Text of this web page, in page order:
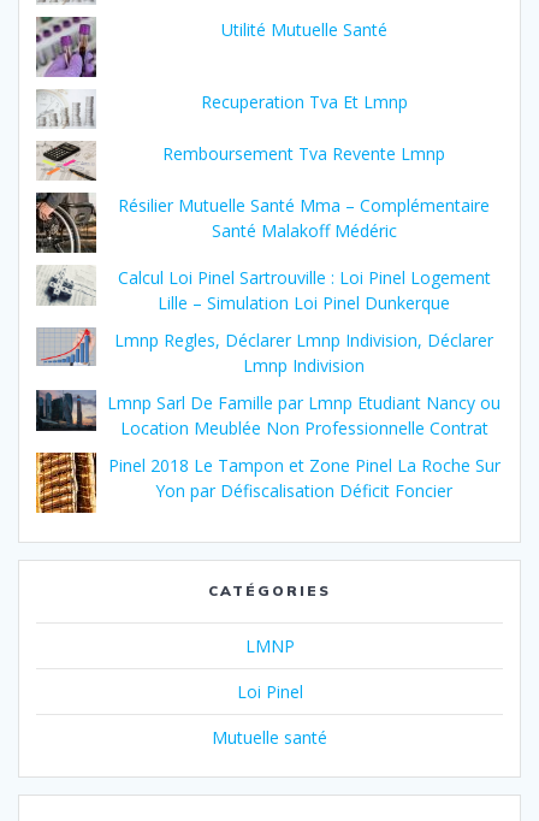
Utilité Mutuelle Santé
Recuperation Tva Et Lmnp
Remboursement Tva Revente Lmnp
Résilier Mutuelle Santé Mma – Complémentaire
Santé Malakoff Médéric
Calcul Loi Pinel Sartrouville : Loi Pinel Logement
Lille – Simulation Loi Pinel Dunkerque
Lmnp Regles, Déclarer Lmnp Indivision, Déclarer
Lmnp Indivision
Lmnp Sarl De Famille par Lmnp Etudiant Nancy ou
Location Meublée Non Professionnelle Contrat
Pinel 2018 Le Tampon et Zone Pinel La Roche Sur
Yon par Défiscalisation Déficit Foncier
CATÉGORIES
LMNP
Loi Pinel
Mutuelle santé